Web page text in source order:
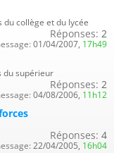
collège et du lycée
Réponses: 2
01/04/2007, 17h49
du supérieur
Réponses: 2
04/08/2006, 11h12
Réponses: 4
22/04/2005, 16h04